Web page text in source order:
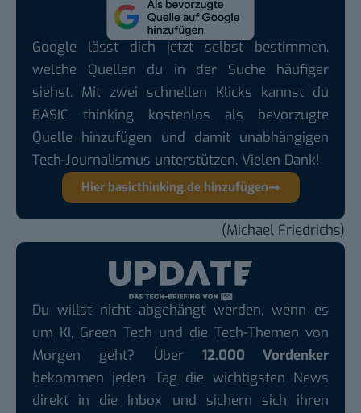
Google lässt dich jetzt selbst bestimmen,
welche Quellen du in der Suche häufiger
siehst. Mit zwei schnellen Klicks kannst du
BASIC thinking kostenlos als bevorzugte
Quelle hinzufügen und damit unabhängigen
Tech-Journalismus unterstützen. Vielen Dank!
Hier basicthinking.de hinzufügen
(Michael Friedrichs)
Du willst nicht abgehängt werden, wenn es
um KI, Green Tech und die Tech-Themen von
Morgen geht? Über 12.000 Vordenker
bekommen jeden Tag die wichtigsten News
direkt in die Inbox und sichern sich ihren